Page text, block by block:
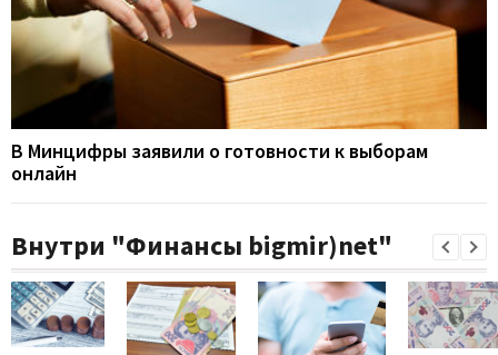
В Минцифры заявили о готовности к выборам
онлайн
Внутри "Финансы bigmir)net"